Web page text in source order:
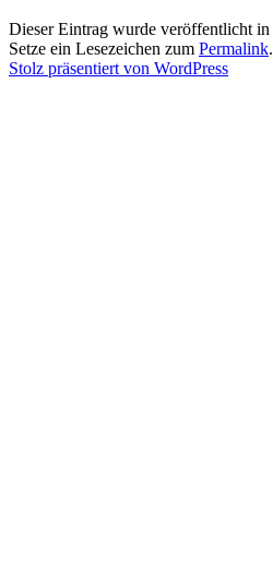
Dieser Eintrag wurde veröffentlicht in
Setze ein Lesezeichen zum Permalink.
Stolz präsentiert von WordPress